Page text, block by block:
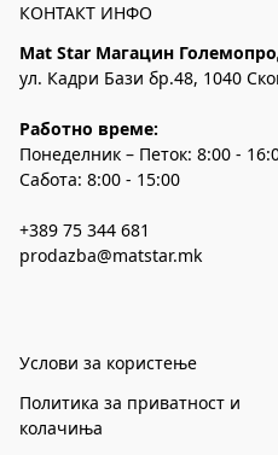
КОНТАКТ ИНФО
Mat Star Магацин
ул. Кадри Бази бр.48, 1040
Работно време:
Понеделник – Петок: 8:00 -
Сабота: 8:00 - 15:00
+389 75 344 681
prodazba@matstar.mk
Услови за користење
Политика за приватност и
колачиња